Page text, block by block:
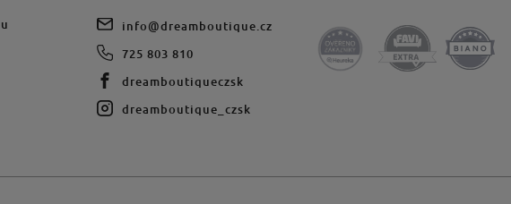
info@dreamboutique.cz
725 803 810
dreamboutiqueczsk
dreamboutique_czsk